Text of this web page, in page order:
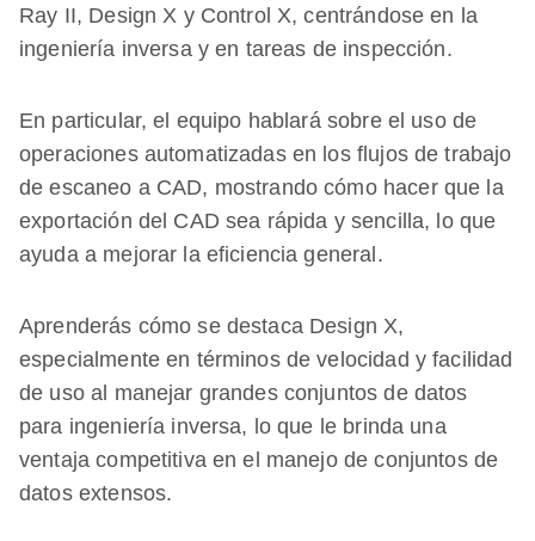
Ray II, Design X y Control X, centrándose en la
ingeniería inversa y en tareas de inspección.
En particular, el equipo hablará sobre el uso de
operaciones automatizadas en los flujos de trabajo
de escaneo a CAD, mostrando cómo hacer que la
exportación del CAD sea rápida y sencilla, lo que
ayuda a mejorar la eficiencia general.
Aprenderás cómo se destaca Design X,
especialmente en términos de velocidad y facilidad
de uso al manejar grandes conjuntos de datos
para ingeniería inversa, lo que le brinda una
ventaja competitiva en el manejo de conjuntos de
datos extensos.